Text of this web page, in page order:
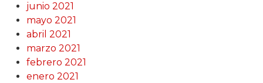
junio 2021
mayo 2021
abril 2021
marzo 2021
febrero 2021
enero 2021